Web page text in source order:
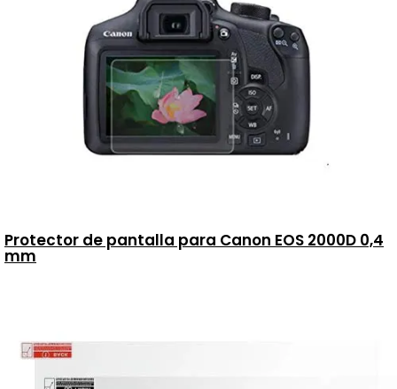
Protector de pantalla para Canon EOS 2000D 0,4
mm